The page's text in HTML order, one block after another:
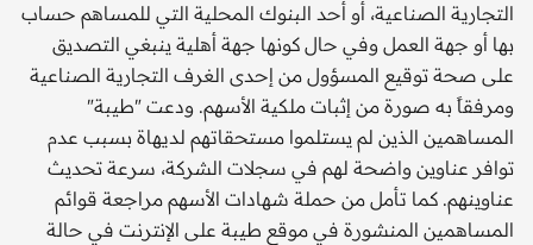
التجارية الصناعية، أو أحد البنوك المحلية التي للمساهم حساب
بها أو جهة العمل وفي حال كونها جهة أهلية ينبغي التصديق
على صحة توقيع المسؤول من إحدى الغرف التجارية الصناعية
ومرفقاً به صورة من إثبات ملكية الأسهم. ودعت "طيبة"
المساهمين الذين لم يستلموا مستحقاتهم لديهاة بسبب عدم
توافر عناوين واضحة لهم في سجلات الشركة، سرعة تحديث
عناوينهم. كما تأمل من حملة شهادات الأسهم مراجعة قوائم
المساهمين المنشورة في موقع طيبة على الإنترنت في حالة